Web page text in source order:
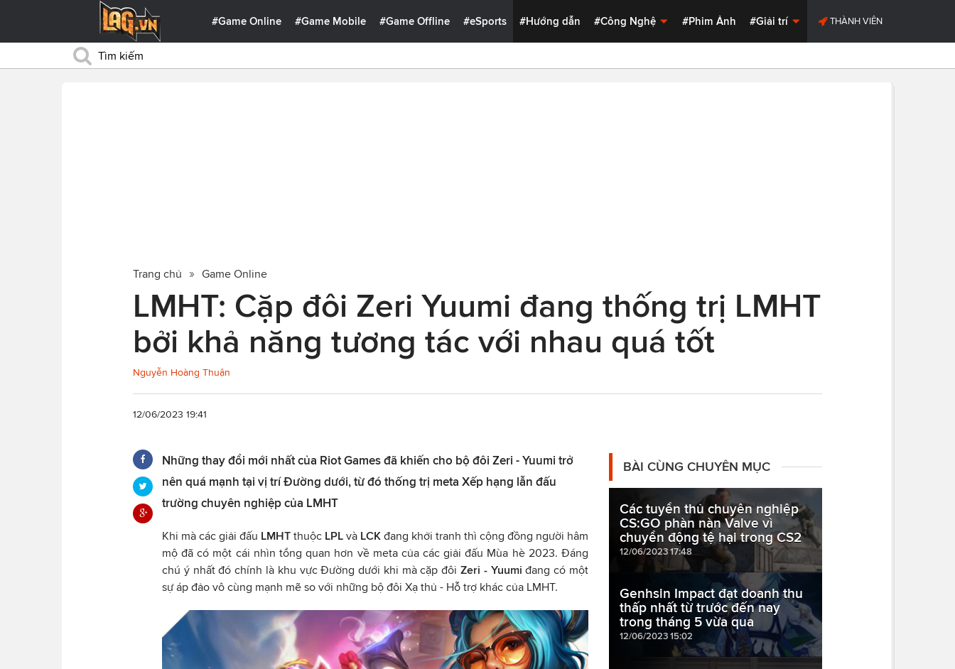
#Game Online #Game Mobile #Game Offline #eSports #Hướng dẫn #Công Nghệ #Phim Ảnh #Giải trí THÀNH VIÊN
Trang chủ Game Online
LMHT: Cặp đôi Zeri Yuumi đang thống trị LMHT
bởi khả năng tương tác với nhau quá tốt
Nguyễn Hoàng Thuận
12/06/2023 19:41
Những thay đổi mới nhất của Riot Games đã khiến cho bộ đôi Zeri - Yuumi trở
nên quá mạnh tại vị trí Đường dưới, từ đó thống trị meta Xếp hạng lẫn đấu
trường chuyên nghiệp của LMHT
Khi mà các giải đấu LMHT thuộc LPL và LCK đang khởi tranh thì cộng đồng người hâm
mộ đã có một cái nhìn tổng quan hơn về meta của các giải đấu Mùa hè 2023. Đáng
chú ý nhất đó chính là khu vực Đường dưới khi mà cặp đôiZeri - Yuumi đang có một
sự áp đảo vô cùng mạnh mẽ so với những bộ đôi Xạ thủ - Hỗ trợ khác của LMHT.
BÀI CÙNG CHUYÊN MỤC
Các tuyển thủ chuyên nghiệp
CS:GO phàn nàn Valve vì
chuyển động tệ hại trong CS2
12/06/2023 17:48
Genhsin Impact đạt doanh thu
thấp nhất từ trước đến nay
trong tháng 5 vừa qua
12/06/2023 15:02